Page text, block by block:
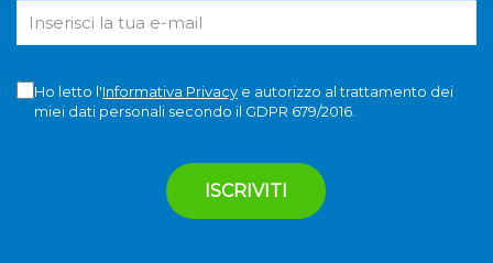
Ho letto l'Informativa Privacye autorizzo al trattamento dei
miei dati personali secondo il GDPR 679/2016.